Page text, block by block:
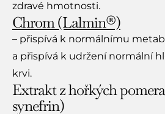
zdravé hmotnosti.
Chrom (Lalmin®)
– přispívá k normálnímu
a přispívá k udržení normální
krvi.
Extrakt z hořkých
synefrin)